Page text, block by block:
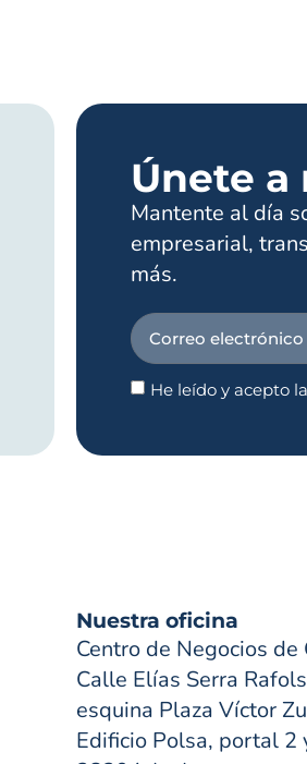
Únete
Mantente al día
empresarial,
más.
He leído y acepto la
Nuestra oficina
Centro de Negocios de
Calle Elías Serra
esquina Plaza Víctor
Edificio Polsa, portal 2